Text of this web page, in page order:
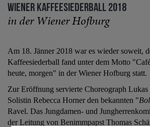
WIENER KAFFEESIEDERBALL 2018
in der Wiener Hofburg
Am 18. Jänner 2018 war es wieder soweit,
Kaffeesiederball fand unter dem Motto
heute, morgen" in der Wiener Hofburg statt.
Zur Eröffnung servierte Choreograph Lukas
Solistin Rebecca Horner den bekannten "
Ravel. Das Jungdamen- und
der Leitung von Benimmpapst Thomas